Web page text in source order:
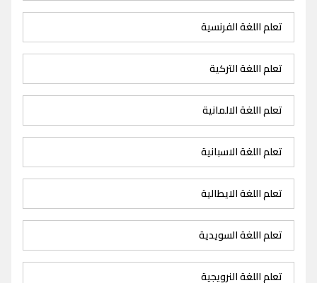
تعلم اللغة الفرنسية
تعلم اللغة التركية
تعلم اللغة الالمانية
تعلم اللغة الاسبانية
تعلم اللغة الايطالية
تعلم اللغة السويدية
تعلم اللغة النرويجية